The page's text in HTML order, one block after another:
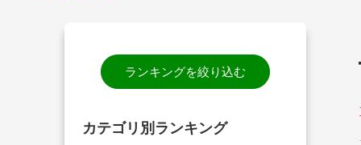
ランキングを絞り込む
カテゴリ別ランキング